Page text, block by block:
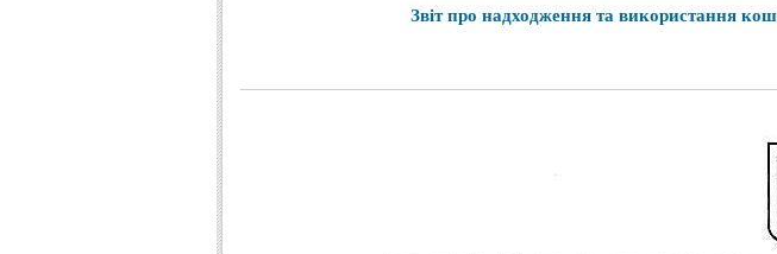
Звітпро надходженнятавикористання